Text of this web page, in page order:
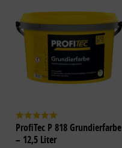
ProfiTec P 818 Grundierfarbe
– 12,5 Liter